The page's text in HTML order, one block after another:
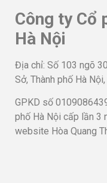
Công ty Cổ
Hà Nội
Địa chỉ: Số 103 ngõ
Sở, Thành phố Hà
GPKD số
phố Hà Nội cấp lần
website Hòa Quang